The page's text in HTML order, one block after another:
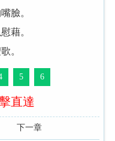
臉。
藉。
。
5 6
直達
下一章